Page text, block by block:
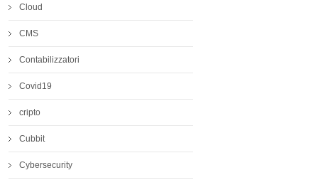
Cloud
CMS
Contabilizzatori
Covid19
cripto
Cubbit
Cybersecurity